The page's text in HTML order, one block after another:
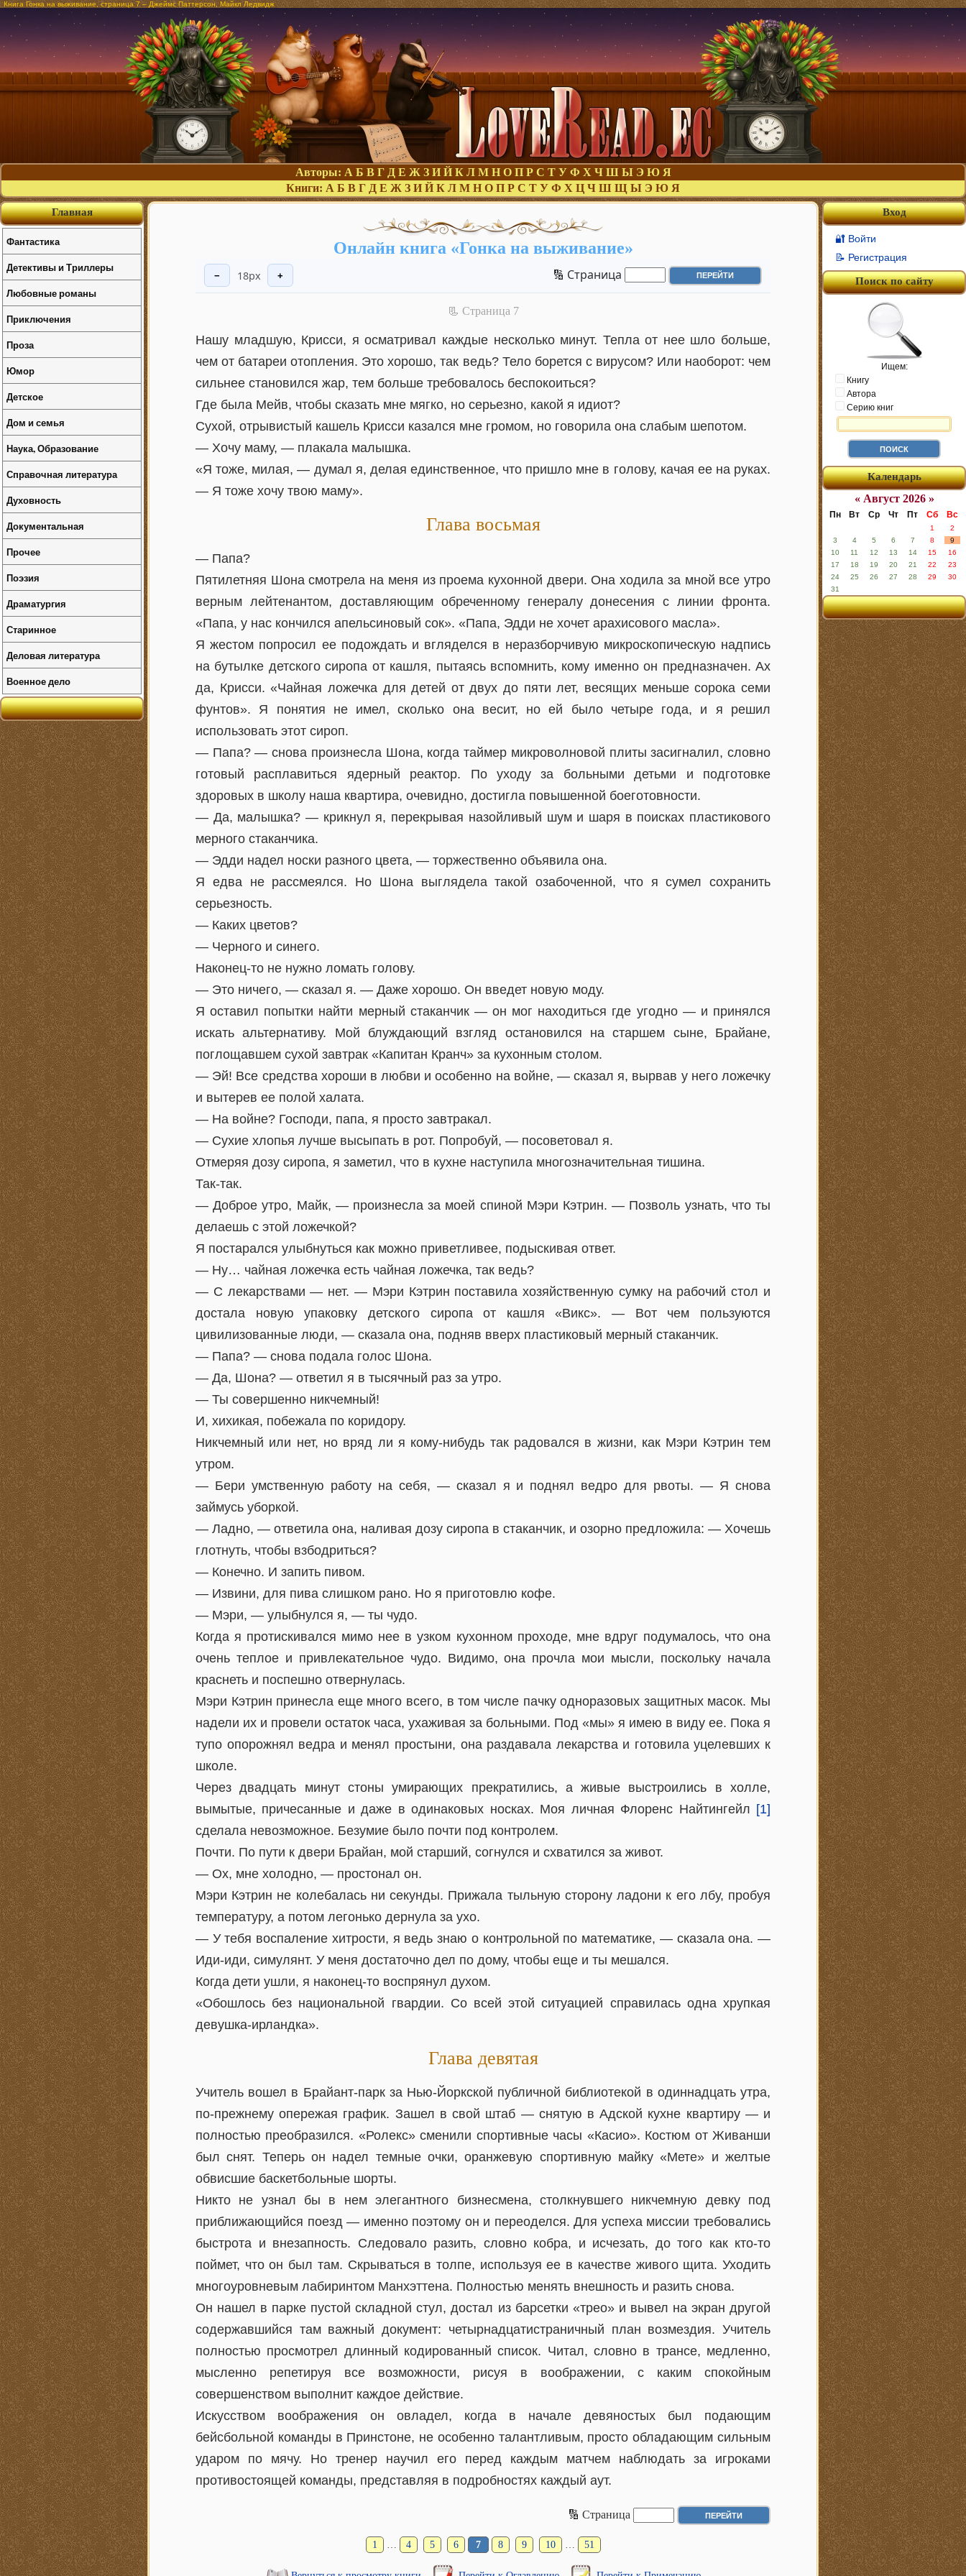
Книга Гонка на выживание, страница 7 – Джеймс Паттерсон, Майкл Ледвидж
Авторы: А Б В Г Д Е Ж З И Й К Л М Н О П Р С Т У Ф Х Ч Ш Ы Э Ю Я
Книги: А Б В Г Д Е Ж З И Й К Л М Н О П Р С Т У Ф Х Ц Ч Ш Щ Ы Э Ю Я
Онлайн книга «Гонка на выживание»
− 18px + 🔢 Страница
📃 Cтраница 7
Нашу младшую, Крисси, я осматривал каждые несколько минут. Тепла от нее шло больше,
чем от батареи отопления. Это хорошо, так ведь? Тело борется с вирусом? Или наоборот: чем
сильнее становился жар, тем больше требовалось беспокоиться?
Где была Мейв, чтобы сказать мне мягко, но серьезно, какой я идиот?
Сухой, отрывистый кашель Крисси казался мне громом, но говорила она слабым шепотом.
— Хочу маму, — плакала малышка.
«Я тоже, милая, — думал я, делая единственное, что пришло мне в голову, качая ее на руках.
— Я тоже хочу твою маму».
Глава восьмая
— Папа?
Пятилетняя Шона смотрела на меня из проема кухонной двери. Она ходила за мной все утро
верным лейтенантом, доставляющим обреченному генералу донесения с линии фронта.
«Папа, у нас кончился апельсиновый сок». «Папа, Эдди не хочет арахисового масла».
Я жестом попросил ее подождать и вгляделся в неразборчивую микроскопическую надпись
на бутылке детского сиропа от кашля, пытаясь вспомнить, кому именно он предназначен. Ах
да, Крисси. «Чайная ложечка для детей от двух до пяти лет, весящих меньше сорока семи
фунтов». Я понятия не имел, сколько она весит, но ей было четыре года, и я решил
использовать этот сироп.
— Папа? — снова произнесла Шона, когда таймер микроволновой плиты засигналил, словно
готовый расплавиться ядерный реактор. По уходу за больными детьми и подготовке
здоровых в школу наша квартира, очевидно, достигла повышенной боеготовности.
— Да, малышка? — крикнул я, перекрывая назойливый шум и шаря в поисках пластикового
мерного стаканчика.
— Эдди надел носки разного цвета, — торжественно объявила она.
Я едва не рассмеялся. Но Шона выглядела такой озабоченной, что я сумел сохранить
серьезность.
— Каких цветов?
— Черного и синего.
Наконец-то не нужно ломать голову.
— Это ничего, — сказал я. — Даже хорошо. Он введет новую моду.
Я оставил попытки найти мерный стаканчик — он мог находиться где угодно — и принялся
искать альтернативу. Мой блуждающий взгляд остановился на старшем сыне, Брайане,
поглощавшем сухой завтрак «Капитан Кранч» за кухонным столом.
— Эй! Все средства хороши в любви и особенно на войне, — сказал я, вырвав у него ложечку
и вытерев ее полой халата.
— На войне? Господи, папа, я просто завтракал.
— Сухие хлопья лучше высыпать в рот. Попробуй, — посоветовал я.
Отмеряя дозу сиропа, я заметил, что в кухне наступила многозначительная тишина.
Так-так.
— Доброе утро, Майк, — произнесла за моей спиной Мэри Кэтрин. — Позволь узнать, что ты
делаешь с этой ложечкой?
Я постарался улыбнуться как можно приветливее, подыскивая ответ.
— Ну… чайная ложечка есть чайная ложечка, так ведь?
— С лекарствами — нет. — Мэри Кэтрин поставила хозяйственную сумку на рабочий стол и
достала новую упаковку детского сиропа от кашля «Викс». — Вот чем пользуются
цивилизованные люди, — сказала она, подняв вверх пластиковый мерный стаканчик.
— Папа? — снова подала голос Шона.
— Да, Шона? — ответил я в тысячный раз за утро.
— Ты совершенно никчемный!
И, хихикая, побежала по коридору.
Никчемный или нет, но вряд ли я кому-нибудь так радовался в жизни, как Мэри Кэтрин тем
утром.
— Бери умственную работу на себя, — сказал я и поднял ведро для рвоты. — Я снова
займусь уборкой.
— Ладно, — ответила она, наливая дозу сиропа в стаканчик, и озорно предложила: — Хочешь
глотнуть, чтобы взбодриться?
— Конечно. И запить пивом.
— Извини, для пива слишком рано. Но я приготовлю кофе.
— Мэри, — улыбнулся я, — ты чудо.
Когда я протискивался мимо нее в узком кухонном проходе, мне вдруг подумалось, что она
очень теплое и привлекательное чудо. Видимо, она прочла мои мысли, поскольку начала
краснеть и поспешно отвернулась.
Мэри Кэтрин принесла еще много всего, в том числе пачку одноразовых защитных масок. Мы
надели их и провели остаток часа, ухаживая за больными. Под «мы» я имею в виду ее. Пока я
тупо опорожнял ведра и менял простыни, она раздавала лекарства и готовила уцелевших к
школе.
Через двадцать минут стоны умирающих прекратились, а живые выстроились в холле,
вымытые, причесанные и даже в одинаковых носках. Моя личная Флоренс Найтингейл [1]
сделала невозможное. Безумие было почти под контролем.
Почти. По пути к двери Брайан, мой старший, согнулся и схватился за живот.
— Ох, мне холодно, — простонал он.
Мэри Кэтрин не колебалась ни секунды. Прижала тыльную сторону ладони к его лбу, пробуя
температуру, а потом легонько дернула за ухо.
— У тебя воспаление хитрости, я ведь знаю о контрольной по математике, — сказала она. —
Иди-иди, симулянт. У меня достаточно дел по дому, чтобы еще и ты мешался.
Когда дети ушли, я наконец-то воспрянул духом.
«Обошлось без национальной гвардии. Со всей этой ситуацией справилась одна хрупкая
девушка-ирландка».
Глава девятая
Учитель вошел в Брайант-парк за Нью-Йоркской публичной библиотекой в одиннадцать утра,
по-прежнему опережая график. Зашел в свой штаб — снятую в Адской кухне квартиру — и
полностью преобразился. «Ролекс» сменили спортивные часы «Касио». Костюм от Живанши
был снят. Теперь он надел темные очки, оранжевую спортивную майку «Мете» и желтые
обвисшие баскетбольные шорты.
Никто не узнал бы в нем элегантного бизнесмена, столкнувшего никчемную девку под
приближающийся поезд — именно поэтому он и переоделся. Для успеха миссии требовались
быстрота и внезапность. Следовало разить, словно кобра, и исчезать, до того как кто-то
поймет, что он был там. Скрываться в толпе, используя ее в качестве живого щита. Уходить
многоуровневым лабиринтом Манхэттена. Полностью менять внешность и разить снова.
Он нашел в парке пустой складной стул, достал из барсетки «трео» и вывел на экран другой
содержавшийся там важный документ: четырнадцатистраничный план возмездия. Учитель
полностью просмотрел длинный кодированный список. Читал, словно в трансе, медленно,
мысленно репетируя все возможности, рисуя в воображении, с каким спокойным
совершенством выполнит каждое действие.
Искусством воображения он овладел, когда в начале девяностых был подающим
бейсбольной команды в Принстоне, не особенно талантливым, просто обладающим сильным
ударом по мячу. Но тренер научил его перед каждым матчем наблюдать за игроками
противостоящей команды, представляя в подробностях каждый аут.
🔢 Страница
1 … 4 5 6 7 8 9 10 … 51
Вход
🔐 Войти
📝 Регистрация
Поиск по сайту
Ищем:
Книгу
Автора
Серию книг
Календарь
« Август 2026 »
Пн Вт Ср Чт Пт Сб Вс
1
2
3
4 5 6 7 8
9
10
11 12 13 14 15
16
17
18 19 20 21 22
23
24
25 26 27 28 29
30
31
Главная
Фантастика
Детективы и Триллеры
Любовные романы
Приключения
Проза
Юмор
Детское
Дом и семья
Наука, Образование
Справочная литература
Духовность
Документальная
Прочее
Поэзия
Драматургия
Старинное
Деловая литература
Военное дело